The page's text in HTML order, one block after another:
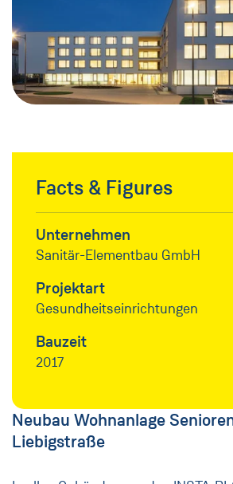
Facts & Figures
Unternehmen
Sanitär-Elementbau GmbH
Projektart
Gesundheitseinrichtungen
Bauzeit
2017
Neubau Wohnanlage
Liebigstraße